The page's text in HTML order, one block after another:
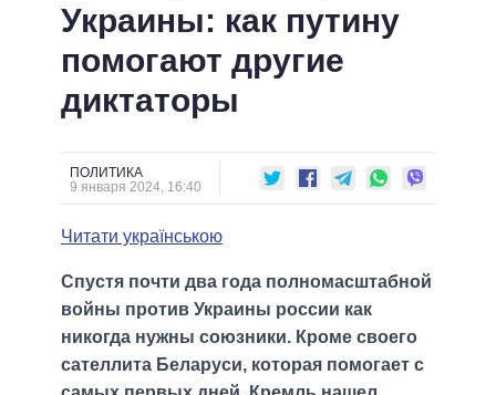
СОБЫТИЯ
СТАТЬИ
ОБЗОРЫ
ДАЙДЖЕСТЫ
ЭКОНОМИКА
ОБЩЕСТВО
МИР
ПОЛИТИКИ
ПРЕЗИДЕНТ И ОФИС
ВЕРХОВНАЯ РАДА
КАБИНЕТ МИНИСТРОВ
МЭРЫ
ВСЕ ПЕРСОНЫ
ИНФОГРАФИКА
ПОДДЕРЖАТЬ
СРАВНЕНИЕ ПОЛИТИКОВ
Украины: как путину
помогают другие
диктаторы
ПОЛИТИКА
9 января 2024, 16:40
Читати українською
Спустя почти два года полномасштабной
войны против Украины россии как
никогда нужны союзники. Кроме своего
сателлита Беларуси, которая помогает с